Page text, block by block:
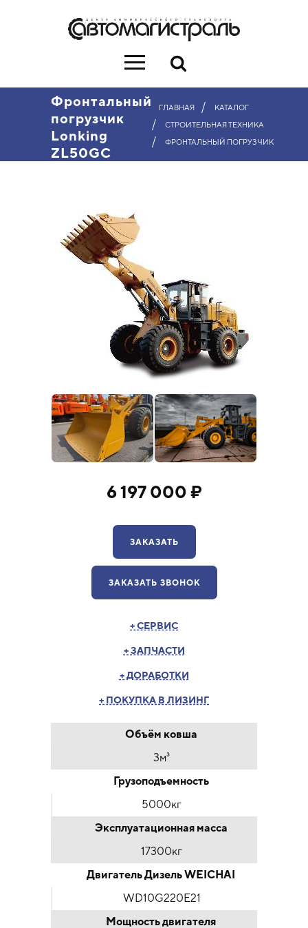
Фронтальный
погрузчик
Lonking
ZL50GC
ГЛАВНАЯ / КАТАЛОГ
/ СТРОИТЕЛЬНАЯ ТЕХНИКА
/ ФРОНТАЛЬНЫЙ ПОГРУЗЧИК
6 197 000 ₽
ЗАКАЗАТЬ
ЗАКАЗАТЬ ЗВОНОК
+ СЕРВИС
+ ЗАПЧАСТИ
+ ДОРАБОТКИ
+ ПОКУПКА В ЛИЗИНГ
Объём ковша
3м³
Грузоподъемность
5000кг
Эксплуатационная масса
17300кг
Двигатель Дизель WEICHAI
WD10G220E21
Мощность двигателя